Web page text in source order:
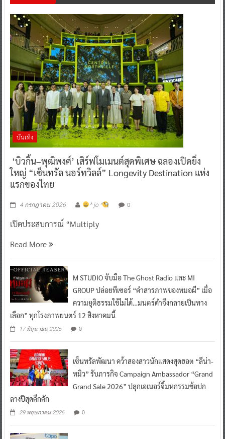
บันเทิง
‘บิวกิ้น–พุฒิพงศ์’ เสิร์ฟโมเมนต์สุดพิเศษ ฉลองเปิดยิ่ง
ใหญ่ “เซ็นทรัล นอร์ทวิลล์” Longevity Destination แห่ง
แรกของไทย
4 กรกฎาคม 2026 ^ jo ^ 0
เปิดประสบการณ์ “Multiply
Read More
M STUDIO จับมือ The Ghost Radio และ MI
GROUP ปล่อยทีเซอร์ “คำสารภาพของหมอผี” เมื่อ
ความยุติธรรมใช้ไม่ได้…มนตร์ดำจึงกลายเป็นทาง
เลือก” ทุกโรงภาพยนตร์ 12 สิงหาคมนี้
17 มิถุนายน 2026 0
เซ็นทรัลพัฒนา คว้าสองสาวนักแสดงสุดฮอต “ลีน่า-
หมิว” รับภารกิจ Campaign Ambassador “Grand
Grand Sale 2026” ปลุกเอเนอร์จี้มหกรรมช้อปก
ลางปีสุดคึกคัก
29 พฤษภาคม 2026 0